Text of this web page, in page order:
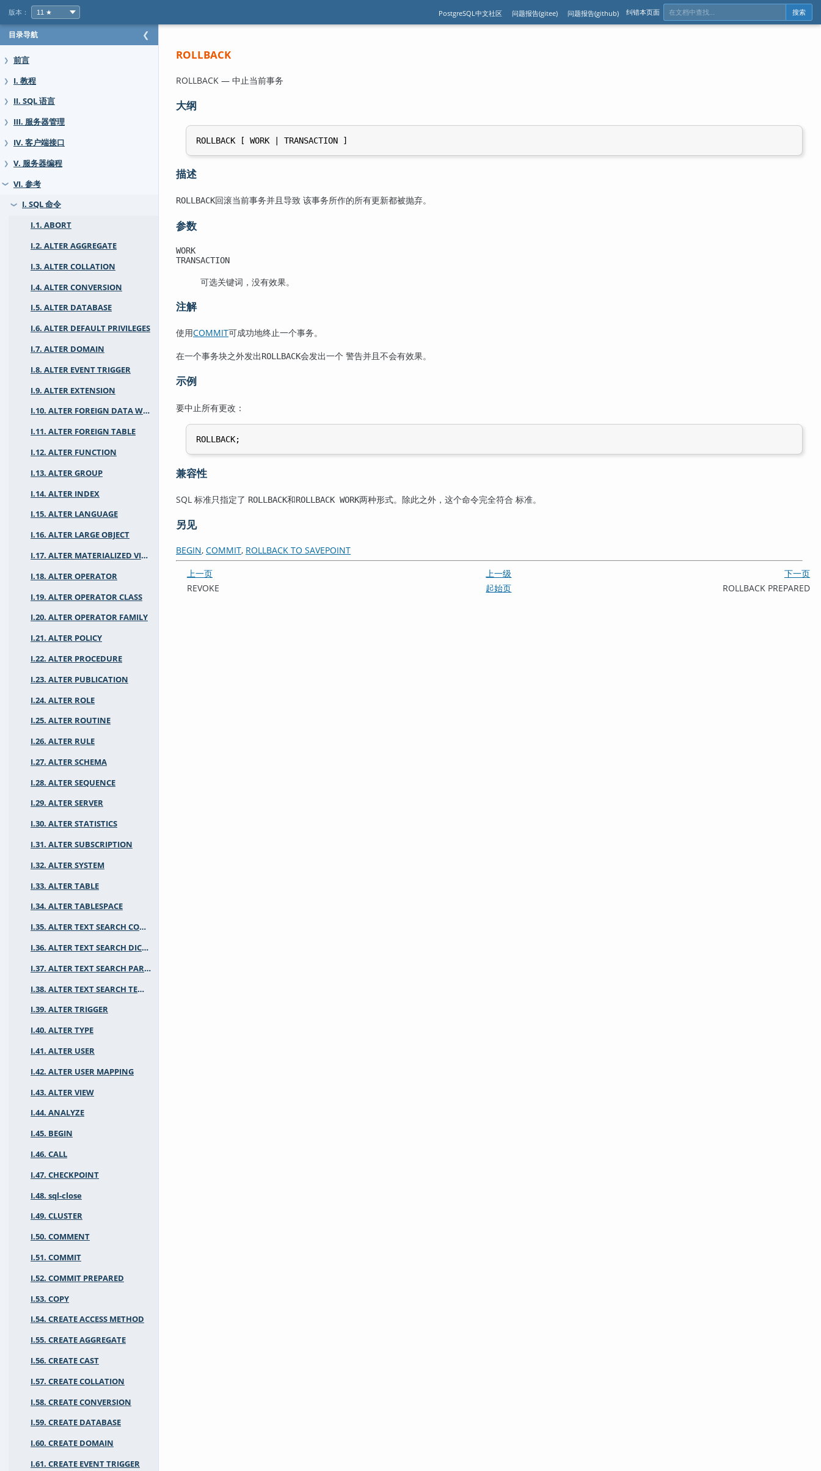
版本： PostgreSQL中文社区 问题报告(gitee) 问题报告(github) 纠错本页面 搜索
目录导航 ❮
❯ 前言
❯ I. 教程
❯ II. SQL 语言
❯ III. 服务器管理
❯ IV. 客户端接口
❯ V. 服务器编程
❯ VI. 参考
❯
I. SQL 命令
I.1. ABORT
I.2. ALTER AGGREGATE
I.3. ALTER COLLATION
I.4. ALTER CONVERSION
I.5. ALTER DATABASE
I.6. ALTER DEFAULT PRIVILEGES
I.7. ALTER DOMAIN
I.8. ALTER EVENT TRIGGER
I.9. ALTER EXTENSION
I.10. ALTER FOREIGN DATA WRAPPER
I.11. ALTER FOREIGN TABLE
I.12. ALTER FUNCTION
I.13. ALTER GROUP
I.14. ALTER INDEX
I.15. ALTER LANGUAGE
I.16. ALTER LARGE OBJECT
I.17. ALTER MATERIALIZED VIEW
I.18. ALTER OPERATOR
I.19. ALTER OPERATOR CLASS
I.20. ALTER OPERATOR FAMILY
I.21. ALTER POLICY
I.22. ALTER PROCEDURE
I.23. ALTER PUBLICATION
I.24. ALTER ROLE
I.25. ALTER ROUTINE
I.26. ALTER RULE
I.27. ALTER SCHEMA
I.28. ALTER SEQUENCE
I.29. ALTER SERVER
I.30. ALTER STATISTICS
I.31. ALTER SUBSCRIPTION
I.32. ALTER SYSTEM
I.33. ALTER TABLE
I.34. ALTER TABLESPACE
I.35. ALTER TEXT SEARCH CONFIGURATION
I.36. ALTER TEXT SEARCH DICTIONARY
I.37. ALTER TEXT SEARCH PARSER
I.38. ALTER TEXT SEARCH TEMPLATE
I.39. ALTER TRIGGER
I.40. ALTER TYPE
I.41. ALTER USER
I.42. ALTER USER MAPPING
I.43. ALTER VIEW
I.44. ANALYZE
I.45. BEGIN
I.46. CALL
I.47. CHECKPOINT
I.48. sql-close
I.49. CLUSTER
I.50. COMMENT
I.51. COMMIT
I.52. COMMIT PREPARED
I.53. COPY
I.54. CREATE ACCESS METHOD
I.55. CREATE AGGREGATE
I.56. CREATE CAST
I.57. CREATE COLLATION
I.58. CREATE CONVERSION
I.59. CREATE DATABASE
I.60. CREATE DOMAIN
I.61. CREATE EVENT TRIGGER
ROLLBACK
ROLLBACK — 中止当前事务
大纲
描述
ROLLBACK回滚当前事务并且导致 该事务所作的所有更新都被抛弃。
参数
WORK
TRANSACTION
可选关键词，没有效果。
注解
使用COMMIT可成功地终止一个事务。
在一个事务块之外发出ROLLBACK会发出一个 警告并且不会有效果。
示例
要中止所有更改：
兼容性
SQL 标准只指定了 ROLLBACK和ROLLBACK WORK两种形式。除此之外，这个命令完全符合 标准。
另见
BEGIN, COMMIT, ROLLBACK TO SAVEPOINT
上一页
上一级
下一页
REVOKE
起始页 ROLLBACK PREPARED